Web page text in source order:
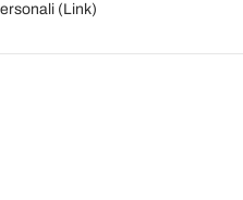
(Link)